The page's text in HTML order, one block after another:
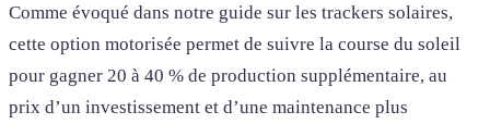
Comme évoqué dans notre guide sur les trackers solaires,
cette option motorisée permet de suivre la course du soleil
pour gagner 20 à 40 % de production supplémentaire, au
prix d’un investissement et d’une maintenance plus